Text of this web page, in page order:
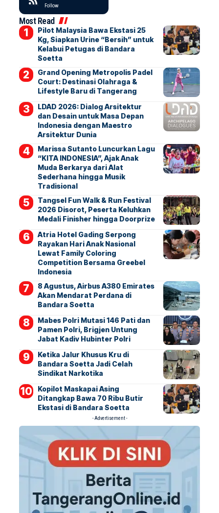
Follow
Most Read
Pilot Malaysia Bawa Ekstasi 25
Kg, Siapkan Urine “Bersih” untuk
Kelabui Petugas di Bandara
Soetta
Grand Opening Metropolis Padel
Court: Destinasi Olahraga &
Lifestyle Baru di Tangerang
LDAD 2026: Dialog Arsitektur
dan Desain untuk Masa Depan
Indonesia dengan Maestro
Arsitektur Dunia
Marissa Sutanto Luncurkan Lagu
“KITA INDONESIA”, Ajak Anak
Muda Berkarya dari Alat
Sederhana hingga Musik
Tradisional
Tangsel Fun Walk & Run Festival
2026 Disorot, Peserta Keluhkan
Medali Finisher hingga Doorprize
Atria Hotel Gading Serpong
Rayakan Hari Anak Nasional
Lewat Family Coloring
Competition Bersama Greebel
Indonesia
8 Agustus, Airbus A380 Emirates
Akan Mendarat Perdana di
Bandara Soetta
Mabes Polri Mutasi 146 Pati dan
Pamen Polri, Brigjen Untung
Jabat Kadiv Hubinter Polri
Ketika Jalur Khusus Kru di
Bandara Soetta Jadi Celah
Sindikat Narkotika
Kopilot Maskapai Asing
Ditangkap Bawa 70 Ribu Butir
Ekstasi di Bandara Soetta
- Advertisement -